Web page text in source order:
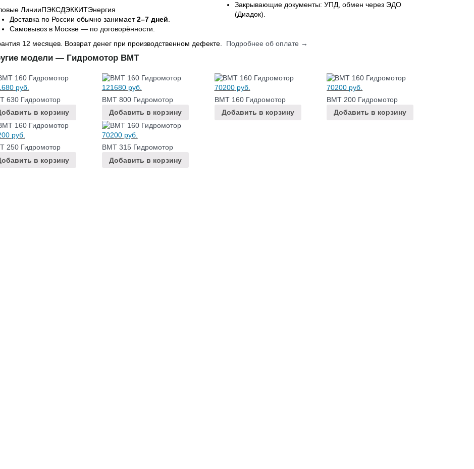
ЛинииПЭКСДЭККИТЭнергия
Доставка по России обычно занимает2–7 дней
Самовывоз в Москве — по договорённости.
Закрывающие документы: УПД, обмен через ЭДО
(Диадок).
12 месяцев. Возврат денег при производственном дефекте. Подробнее об оплате →
модели — Гидромотор BMT
руб.
630 Гидромотор
в корзину
121680руб.
BMT 800 Гидромотор
Добавить в корзину
70200руб.
BMT 160 Гидромотор
Добавить в корзину
70200 руб.
BMT 200 Гидромотор
Добавить в корзину
руб.
250 Гидромотор
в корзину
70200руб.
BMT 315 Гидромотор
Добавить в корзину